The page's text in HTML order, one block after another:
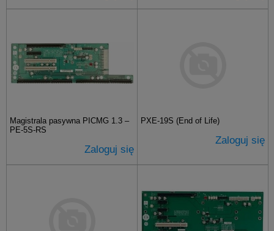
Magistrala pasywna PICMG 1.3 –
PE-5S-RS
Zaloguj się
PXE-19S (End of Life)
Zaloguj się